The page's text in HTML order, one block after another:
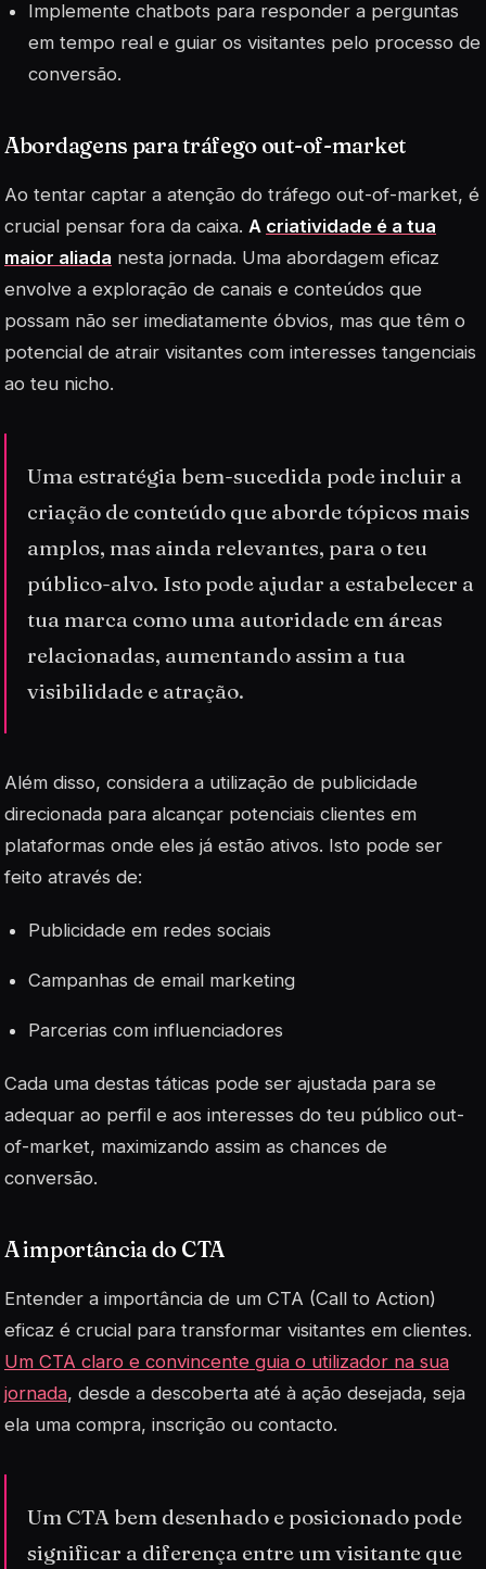
Implemente chatbots para responder a perguntas
em tempo real e guiar os visitantes pelo processo de
conversão.
Abordagens para tráfego out-of-market
Ao tentar captar a atenção do tráfego out-of-market, é
crucial pensar fora da caixa. A criatividade é a tua
maior aliada nesta jornada. Uma abordagem eficaz
envolve a exploração de canais e conteúdos que
possam não ser imediatamente óbvios, mas que têm o
potencial de atrair visitantes com interesses tangenciais
ao teu nicho.
Uma estratégia bem-sucedida pode incluir a
criação de conteúdo que aborde tópicos mais
amplos, mas ainda relevantes, para o teu
público-alvo. Isto pode ajudar a estabelecer a
tua marca como uma autoridade em áreas
relacionadas, aumentando assim a tua
visibilidade e atração.
Além disso, considera a utilização de publicidade
direcionada para alcançar potenciais clientes em
plataformas onde eles já estão ativos. Isto pode ser
feito através de:
Publicidade em redes sociais
Campanhas de email marketing
Parcerias com influenciadores
Cada uma destas táticas pode ser ajustada para se
adequar ao perfil e aos interesses do teu público out-
of-market, maximizando assim as chances de
conversão.
A importância do CTA
Entender a importância de um CTA (Call to Action)
eficaz é crucial para transformar visitantes em clientes.
Um CTA claro e convincente guia o utilizador na sua
jornada, desde a descoberta até à ação desejada, seja
ela uma compra, inscrição ou contacto.
Um CTA bem desenhado e posicionado pode
significar a diferença entre um visitante que